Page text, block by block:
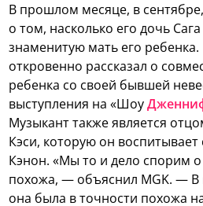
В прошлом месяце, в
о том, насколько его дочь
знаменитую мать его
откровенно рассказал о
ребенка со своей бывшей
выступления на «Шоу
Музыкант также является
Кэси, которую он
Кэнон. «Мы то и дело спорим
похожа, — объяснил MGK. —
она была в точности похожа